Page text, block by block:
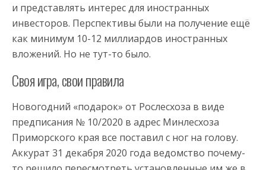
и представлять интерес для иностранных
инвесторов. Перспективы были на получение ещё
как минимум 10-12 миллиардов иностранных
вложений. Но не тут-то было.
Своя игра, свои правила
Новогодний «подарок» от Рослесхоза в виде
предписания № 10/2020 в адрес Минлесхоза
Приморского края все поставил с ног на голову.
Аккурат 31 декабря 2020 года ведомство почему-